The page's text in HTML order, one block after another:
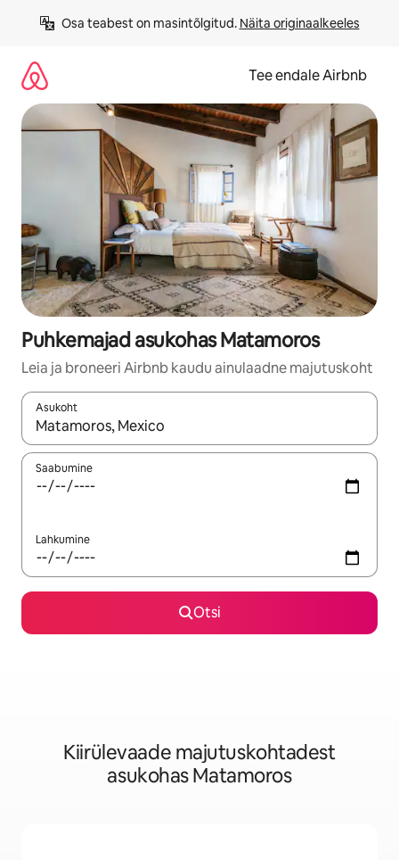
Osa teabest on masintõlgitud. Näita originaalkeeles
Tee endale Airbnb
Puhkemajad asukohas Matamoros
Leia ja broneeri Airbnb kaudu ainulaadne majutuskoht
Asukoht
Kui tulemused on kuvatud, liigu ekraanil nooleklahvidega või
Saabumine
Lahkumine
Otsi
Kiirülevaade majutuskohtadest
asukohas Matamoros